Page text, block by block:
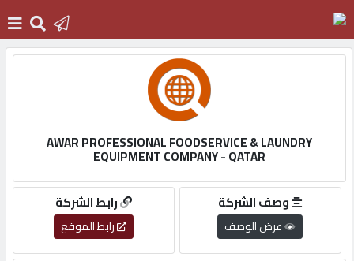
دخول
التسجيل
English
AWAR PROFESSIONAL FOODSERVICE & LAUNDRY
EQUIPMENT COMPANY - QATAR
رابط الشركة
رابط الموقع
وصف الشركة
عرض الوصف